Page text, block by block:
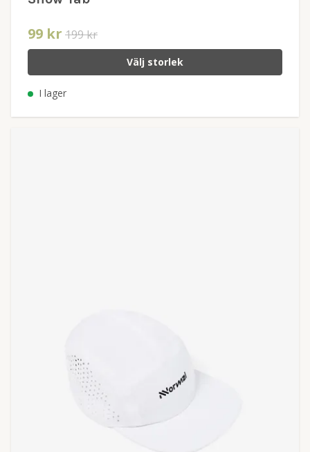
99 kr 199 kr
Välj storlek
I lager